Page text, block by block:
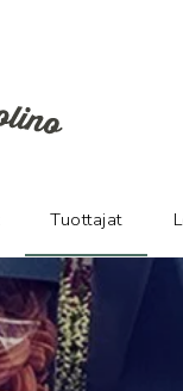
Tuottajat